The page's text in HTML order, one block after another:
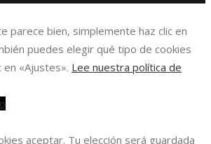
parece bien, simplemente haz clic en
puedes elegir qué tipo de cookies
en «Ajustes». Lee nuestra política de
aceptar. Tu elección será guardada